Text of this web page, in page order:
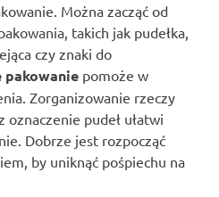
Można zacząć od
takich jak pudełka,
czy znaki do
pakowanie pomoże w
Zorganizowanie rzeczy
oznaczenie pudeł ułatwi
Dobrze jest rozpocząć
by uniknąć pośpiechu na